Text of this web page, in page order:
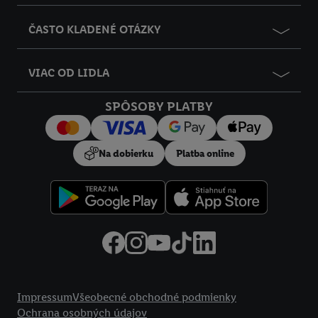
ČASTO KLADENÉ OTÁZKY
VIAC OD LIDLA
SPÔSOBY PLATBY
Na dobierku Platba online
ImpressumVšeobecné obchodné podmienky
Ochrana osobných údajov